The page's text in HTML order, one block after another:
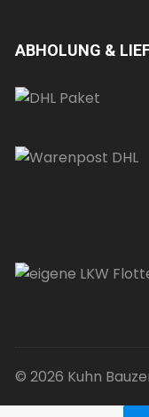
ABHOLUNG &
© 2026 Kuhn